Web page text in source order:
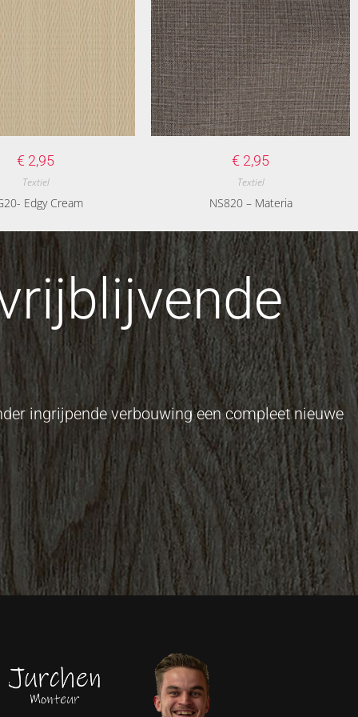
€ 2,95
Textiel
Edgy Cream
€ 2,95
Textiel
NS820 – Materia
ingrijpende verbouwing een compleet nieuwe